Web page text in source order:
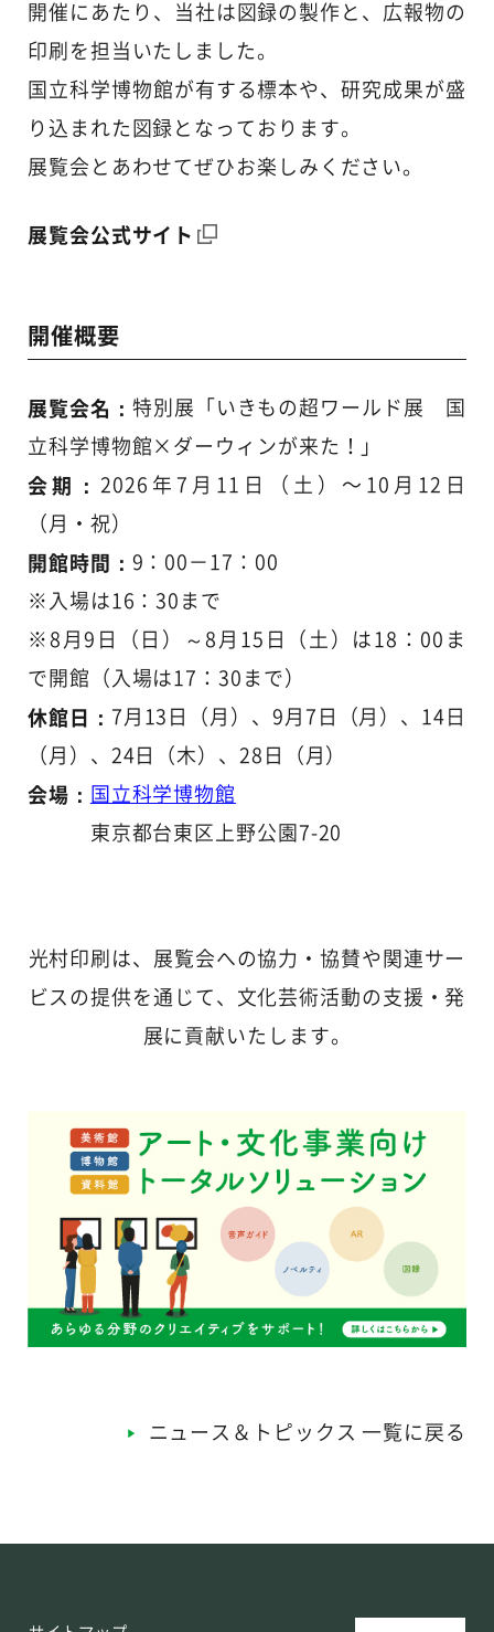
開催にあたり、当社は図録の製作と、広報物の
印刷を担当いたしました。
国立科学博物館が有する標本や、研究成果が盛
り込まれた図録となっております。
展覧会とあわせてぜひお楽しみください。
展覧会公式サイト
開催概要
展覧会名： 特別展「いきもの超ワールド展 国
立科学博物館×ダーウィンが来た！」
会期：2026年7月11日（土）〜10月12日
（月・祝）
開館時間： 9：00－17：00
※入場は16：30まで
※8月9日（日）～8月15日（土）は18：00ま
で開館（入場は17：30まで）
休館日： 7月13日（月）、9月7日（月）、14日
（月）、24日（木）、28日（月）
会場：
国立科学博物館
東京都台東区上野公園7-20
光村印刷は、展覧会への協力・協賛や関連サー
ビスの提供を通じて、文化芸術活動の支援・発
展に貢献いたします。
ニュース＆トピックス 一覧に戻る